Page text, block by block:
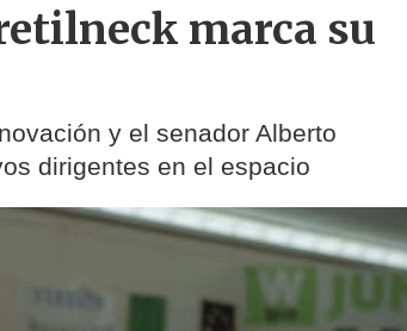
marca su
y el senador Alberto
dirigentes en el espacio